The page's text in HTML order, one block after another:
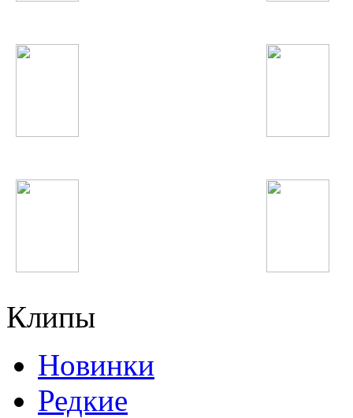
Клипы
Новинки
Редкие